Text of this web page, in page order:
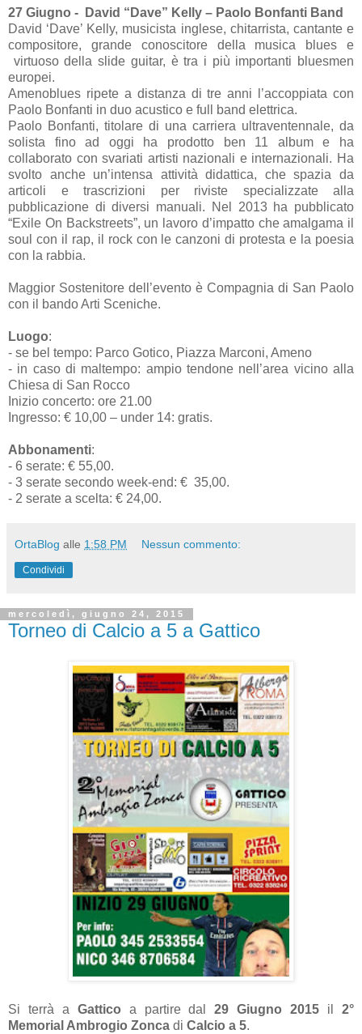
27 Giugno - David “Dave” Kelly – Paolo Bonfanti Band
David ‘Dave’ Kelly, musicista inglese, chitarrista, cantante e
compositore, grande conoscitore della musica blues e
virtuoso della slide guitar, è tra i più importanti bluesmen
europei.
Amenoblues ripete a distanza di tre anni l’accoppiata con
Paolo Bonfanti in duo acustico e full band elettrica.
Paolo Bonfanti, titolare di una carriera ultraventennale, da
solista fino ad oggi ha prodotto ben 11 album e ha
collaborato con svariati artisti nazionali e internazionali. Ha
svolto anche un’intensa attività didattica, che spazia da
articoli e trascrizioni per riviste specializzate alla
pubblicazione di diversi manuali. Nel 2013 ha pubblicato
“Exile On Backstreets”, un lavoro d’impatto che amalgama il
soul con il rap, il rock con le canzoni di protesta e la poesia
con la rabbia.
Maggior Sostenitore dell’evento è Compagnia di San Paolo
con il bando Arti Sceniche.
Luogo:
- se bel tempo: Parco Gotico, Piazza Marconi, Ameno
- in caso di maltempo: ampio tendone nell’area vicino alla
Chiesa di San Rocco
Inizio concerto: ore 21.00
Ingresso: € 10,00 – under 14: gratis.
Abbonamenti:
- 6 serate: € 55,00.
- 3 serate secondo week-end: € 35,00.
- 2 serate a scelta: € 24,00.
OrtaBlog alle 1:58 PM Nessun commento:
Condividi
mercoledì, giugno 24, 2015
Torneo di Calcio a 5 a Gattico
Si terrà a Gattico a partire dal29 Giugno 2015 il2°
Memorial Ambrogio Zonca di Calcio a 5.